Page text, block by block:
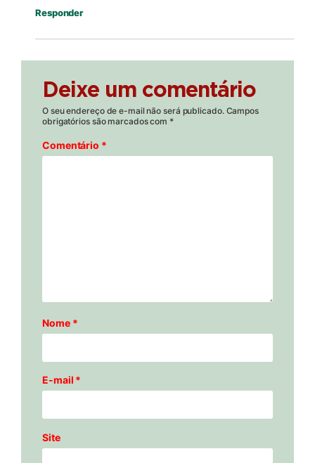
Responder
Deixe um comentário
O seu endereço de e-mail não será publicado. Campos
obrigatórios são marcados com *
Comentário *
Nome *
E-mail *
Site